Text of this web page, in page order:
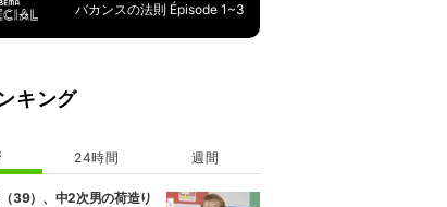
バカンスの法則 Épisode 1~3
キング
24時間 週間
39）、中2次男の荷造り